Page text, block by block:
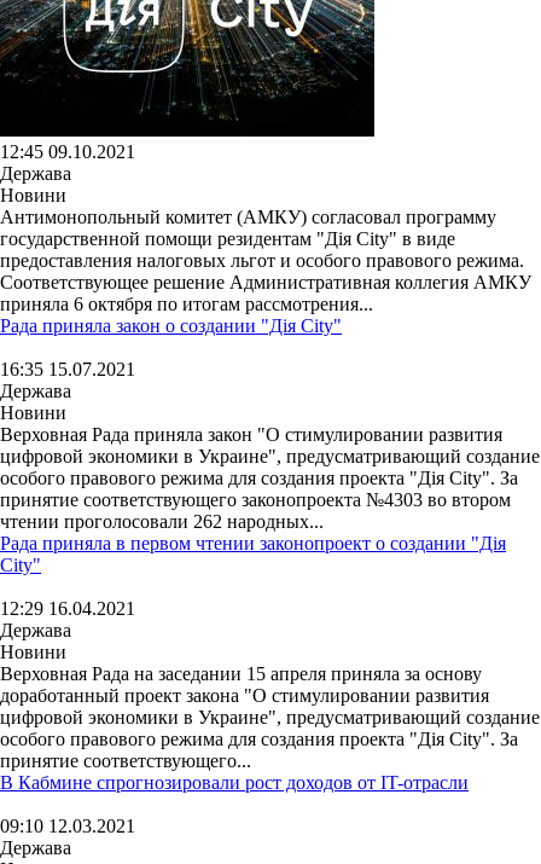
12:45 09.10.2021
Держава
Новини
Антимонопольный комитет (АМКУ) согласовал программу
государственной помощи резидентам "Дія City" в виде
предоставления налоговых льгот и особого правового режима.
Соответствующее решение Административная коллегия АМКУ
приняла 6 октября по итогам рассмотрения...
Рада приняла закон о создании "Дія City"
16:35 15.07.2021
Держава
Новини
Верховная Рада приняла закон "О стимулировании развития
цифровой экономики в Украине", предусматривающий создание
особого правового режима для создания проекта "Дія City". За
принятие соответствующего законопроекта №4303 во втором
чтении проголосовали 262 народных...
Рада приняла в первом чтении законопроект о создании "Дія
City"
12:29 16.04.2021
Держава
Новини
Верховная Рада на заседании 15 апреля приняла за основу
доработанный проект закона "О стимулировании развития
цифровой экономики в Украине", предусматривающий создание
особого правового режима для создания проекта "Дія City". За
принятие соответствующего...
В Кабмине спрогнозировали рост доходов от IT-отрасли
09:10 12.03.2021
Держава